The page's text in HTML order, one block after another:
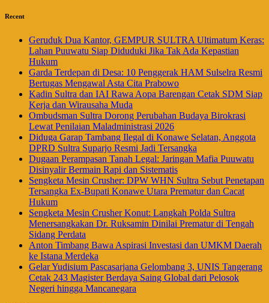
Recent
Geruduk Dua Kantor, GEMPUR SULTRA Ultimatum Keras:
Lahan Puuwatu Siap Diduduki Jika Tak Ada Kepastian
Hukum
Garda Terdepan di Desa: 10 Penggerak HAM Sulselra Resmi
Bertugas Mengawal Asta Cita Prabowo
Kadin Sultra dan IAI Rawa Aopa Barengan Cetak SDM Siap
Kerja dan Wirausaha Muda
Ombudsman Sultra Dorong Perubahan Budaya Birokrasi
Lewat Penilaian Maladministrasi 2026
Diduga Garap Tambang Ilegal di Konawe Selatan, Anggota
DPRD Sultra Suparjo Resmi Jadi Tersangka
Dugaan Perampasan Tanah Legal: Jaringan Mafia Puuwatu
Disinyalir Bermain Rapi dan Sistematis
Sengketa Mesin Crusher: DPW WHN Sultra Sebut Penetapan
Tersangka Ex-Bupati Konawe Utara Prematur dan Cacat
Hukum
Sengketa Mesin Crusher Konut: Langkah Polda Sultra
Menersangkakan Dr. Ruksamin Dinilai Prematur di Tengah
Sidang Perdata
Anton Timbang Bawa Aspirasi Investasi dan UMKM Daerah
ke Istana Merdeka
Gelar Yudisium Pascasarjana Gelombang 3, UNIS Tangerang
Cetak 243 Magister Berdaya Saing Global dari Pelosok
Negeri hingga Mancanegara